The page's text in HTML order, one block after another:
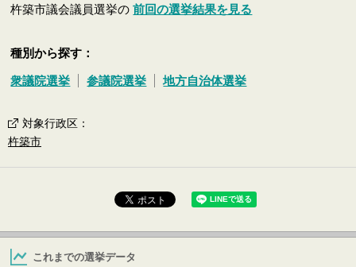
杵築市議会議員選挙の前回の選挙結果を見る
種別から探す：
衆議院選挙 参議院選挙 地方自治体選挙
対象行政区 ：
杵築市
これまでの選挙データ